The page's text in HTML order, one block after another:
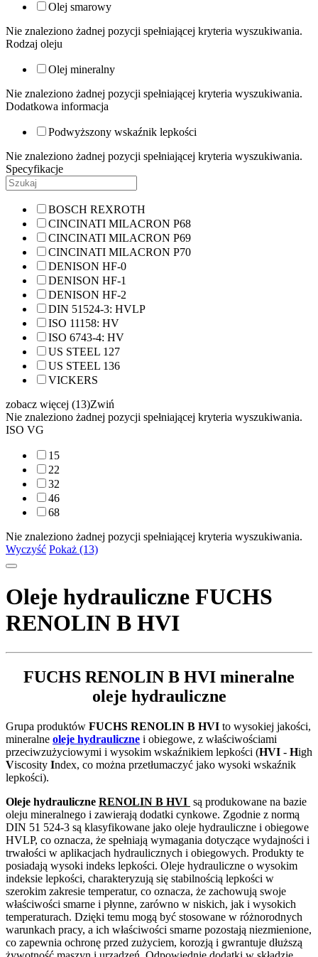
Olej smarowy
Nie znaleziono żadnej pozycji spełniającej kryteria wyszukiwania.
Rodzaj oleju
Olej mineralny
Nie znaleziono żadnej pozycji spełniającej kryteria wyszukiwania.
Dodatkowa informacja
Podwyższony wskaźnik lepkości
Nie znaleziono żadnej pozycji spełniającej kryteria wyszukiwania.
Specyfikacje
BOSCH REXROTH
CINCINATI MILACRON P68
CINCINATI MILACRON P69
CINCINATI MILACRON P70
DENISON HF-0
DENISON HF-1
DENISON HF-2
DIN 51524-3: HVLP
ISO 11158: HV
ISO 6743-4: HV
US STEEL 127
US STEEL 136
VICKERS
zobacz więcej (13)Zwiń
Nie znaleziono żadnej pozycji spełniającej kryteria wyszukiwania.
ISO VG
15
22
32
46
68
Nie znaleziono żadnej pozycji spełniającej kryteria wyszukiwania.
Wyczyść Pokaż (13)
Oleje hydrauliczne FUCHS
RENOLIN B HVI
FUCHS RENOLIN B HVI mineralne
oleje hydrauliczne
Grupa produktów FUCHS RENOLIN B HVI to wysokiej jakości,
mineralne oleje hydrauliczne i obiegowe, z właściwościami
przeciwzużyciowymi i wysokim wskaźnikiem lepkości (HVI - High
Viscosity Index, co można przetłumaczyć jako wysoki wskaźnik
lepkości).
Oleje hydrauliczne RENOLIN B HVI są produkowane na bazie
oleju mineralnego i zawierają dodatki cynkowe. Zgodnie z normą
DIN 51 524-3 są klasyfikowane jako oleje hydrauliczne i obiegowe
HVLP, co oznacza, że spełniają wymagania dotyczące wydajności i
trwałości w aplikacjach hydraulicznych i obiegowych. Produkty te
posiadają wysoki indeks lepkości. Oleje hydrauliczne o wysokim
indeksie lepkości, charakteryzują się stabilnością lepkości w
szerokim zakresie temperatur, co oznacza, że zachowują swoje
właściwości smarne i płynne, zarówno w niskich, jak i wysokich
temperaturach. Dzięki temu mogą być stosowane w różnorodnych
warunkach pracy, a ich właściwości smarne pozostają niezmienione,
co zapewnia ochronę przed zużyciem, korozją i gwrantuje dłuższą